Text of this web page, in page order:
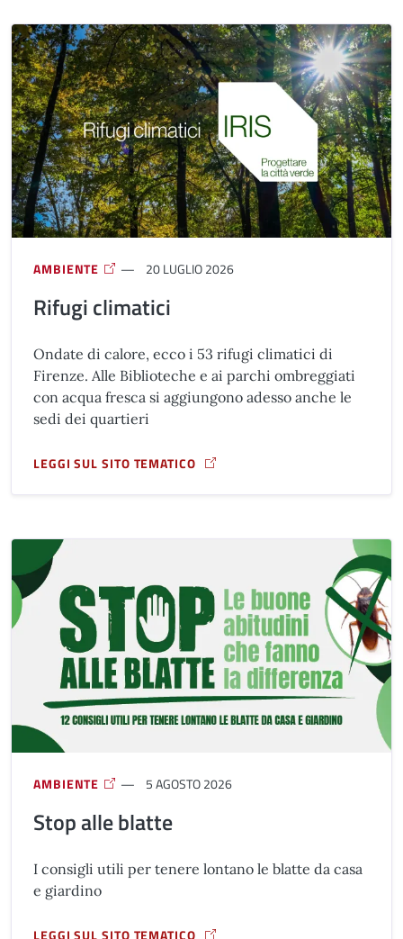
AMBIENTE 20 LUGLIO 2026
Rifugi climatici
Ondate di calore, ecco i 53 rifugi climatici di
Firenze. Alle Biblioteche e ai parchi ombreggiati
con acqua fresca si aggiungono adesso anche le
sedi dei quartieri
LEGGI SUL SITO TEMATICO
A PROPOSITO DI RIFUGI CLIMATICI
AMBIENTE 5 AGOSTO 2026
Stop alle blatte
I consigli utili per tenere lontano le blatte da casa
e giardino